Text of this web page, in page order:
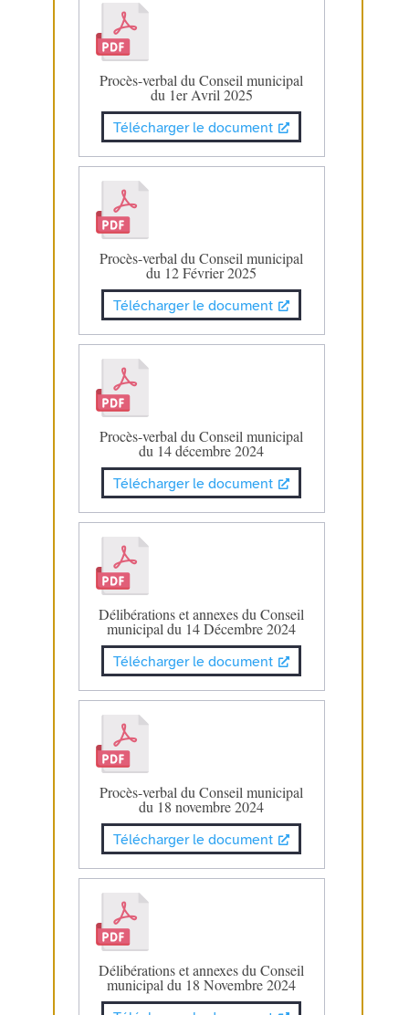
Procès-verbal du Conseil municipal
du 1er Avril 2025
Télécharger le document
Procès-verbal du Conseil municipal
du 12 Février 2025
Télécharger le document
Procès-verbal du Conseil municipal
du 14 décembre 2024
Télécharger le document
Délibérations et annexes du Conseil
municipal du 14 Décembre 2024
Télécharger le document
Procès-verbal du Conseil municipal
du 18 novembre 2024
Télécharger le document
Délibérations et annexes du Conseil
municipal du 18 Novembre 2024